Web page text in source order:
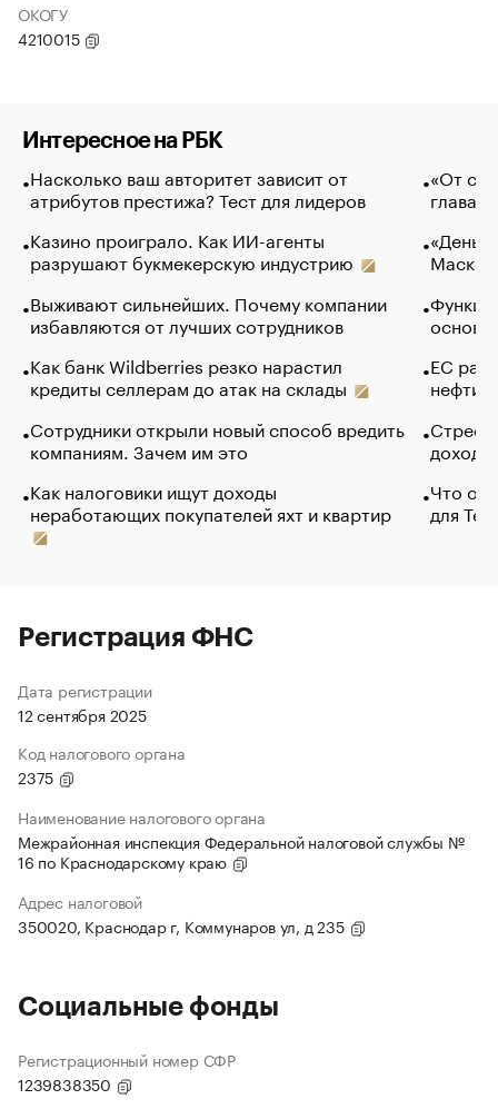
ОКОГУ
4210015
Интересное на РБК
Насколько ваш авторитет зависит от
атрибутов престижа? Тест для лидеров
Казино проиграло. Как ИИ-агенты
разрушают букмекерскую индустрию
Выживают сильнейших. Почему компании
избавляются от лучших сотрудников
Как банк Wildberries резко нарастил
кредиты селлерам до атак на склады
Сотрудники открыли новый способ вредить
компаниям. Зачем им это
Как налоговики ищут доходы
неработающих покупателей яхт и квартир
«От
глава
Маск в
основ
ЕС
нефти
Что
для
Регистрация ФНС
Дата регистрации
12 сентября 2025
Код налогового органа
2375
Наименование налогового органа
Межрайонная инспекция Федеральной налоговой службы №
16 по Краснодарскому краю
Адрес налоговой
350020, Краснодар г, Коммунаров ул, д 235
Социальные фонды
Регистрационный номер СФР
1239838350